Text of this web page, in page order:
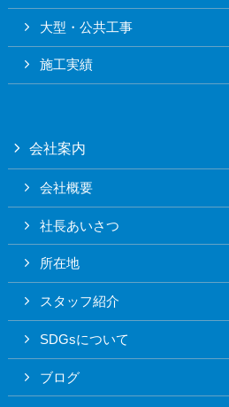
大型・公共工事
施工実績
会社案内
会社概要
社長あいさつ
所在地
スタッフ紹介
SDGsについて
ブログ